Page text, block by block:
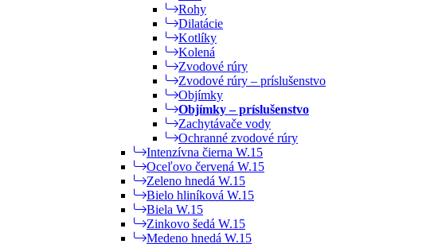
Rohy
Dilatácie
Kotlíky
Kolená
Zvodové rúry
Zvodové rúry – príslušenstvo
Objímky
Objímky – príslušenstvo
Zachytávače vody
Ochranné zvodové rúry
Intenzívna čierna W.15
Oceľovo červená W.15
Zeleno hnedá W.15
Bielo hliníková W.15
Biela W.15
Zinkovo šedá W.15
Medeno hnedá W.15